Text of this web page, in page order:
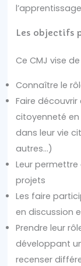
Les objectifs
Ce CMJ vise
Connaître le
Faire découvrir
citoyenneté
dans leur vie
autres…)
Leur
projets
Les faire
en discussion
Prendre leur
développant
recenser